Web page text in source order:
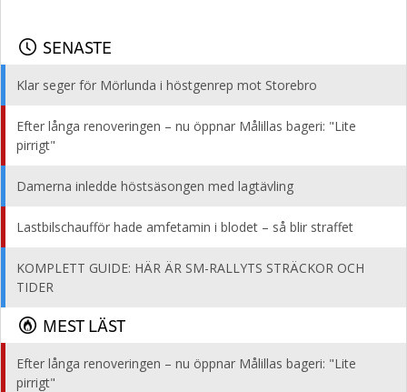
SENASTE
Klar seger för Mörlunda i höstgenrep mot Storebro
Efter långa renoveringen – nu öppnar Målillas bageri: "Lite
pirrigt"
Damerna inledde höstsäsongen med lagtävling
Lastbilschaufför hade amfetamin i blodet – så blir straffet
KOMPLETT GUIDE: HÄR ÄR SM-RALLYTS STRÄCKOR OCH
TIDER
MEST LÄST
Efter långa renoveringen – nu öppnar Målillas bageri: "Lite
pirrigt"